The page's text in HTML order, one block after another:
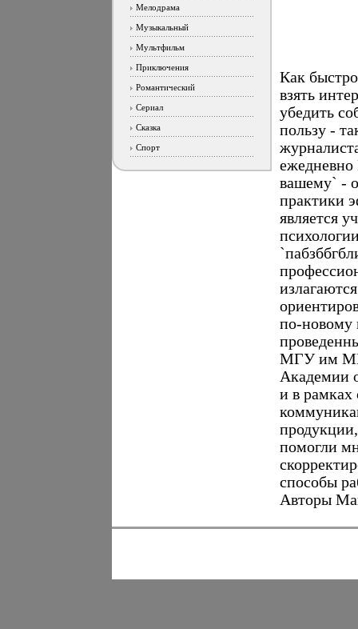
Мелодрама
Музыкальный
Мультфильм
Приключения
Романтический
Сериал
Сказка
Спорт
Как
взять
убедить
пользу -
ежедневно
вашему` -
практики
является
по-новому
МГУ им
Академии
и в рамках
помогли
способы
Авторы